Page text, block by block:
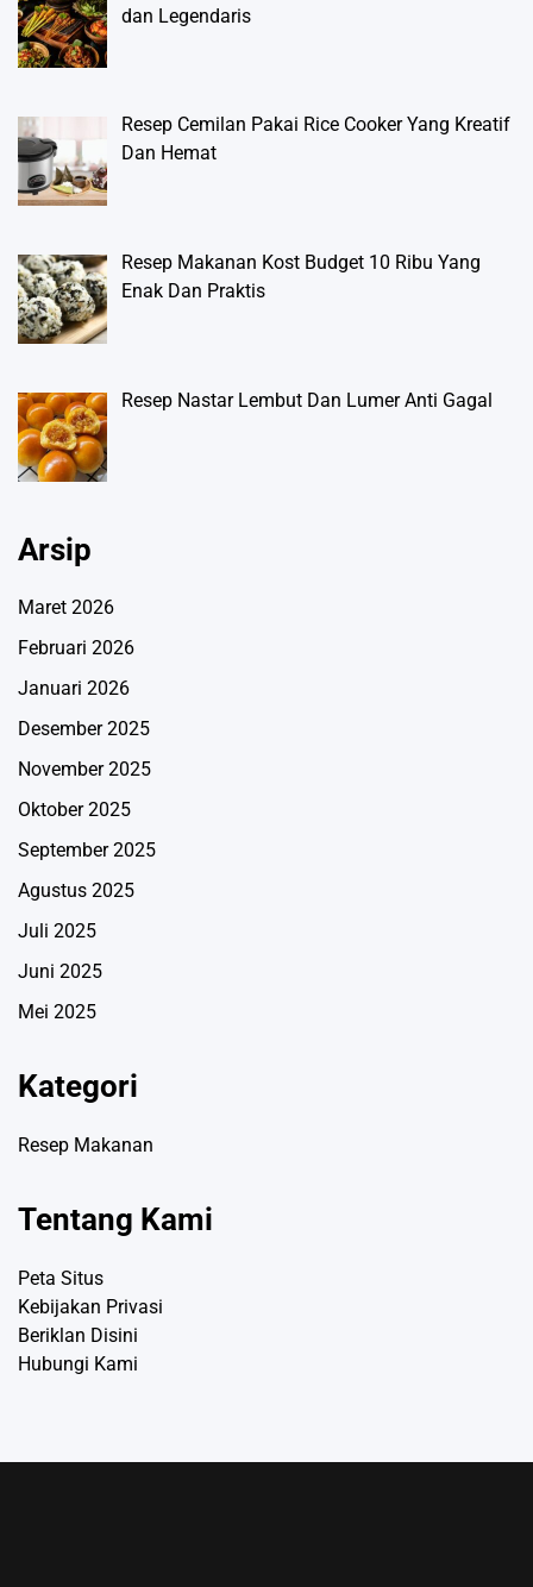
dan Legendaris
Resep Cemilan Pakai Rice Cooker Yang Kreatif
Dan Hemat
Resep Makanan Kost Budget 10 Ribu Yang
Enak Dan Praktis
Resep Nastar Lembut Dan Lumer Anti Gagal
Arsip
Maret 2026
Februari 2026
Januari 2026
Desember 2025
November 2025
Oktober 2025
September 2025
Agustus 2025
Juli 2025
Juni 2025
Mei 2025
Kategori
Resep Makanan
Tentang Kami
Peta Situs
Kebijakan Privasi
Beriklan Disini
Hubungi Kami